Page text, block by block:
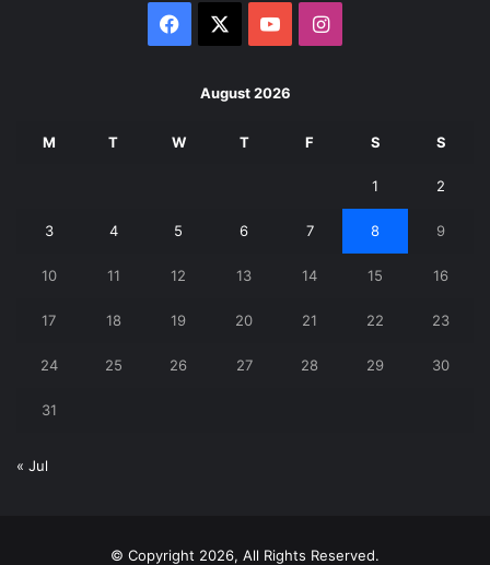
Facebook YouTubeInstagram
August 2026
M T W T F S S
1 2
3 4 5 6 7 8 9
10 11 12 13 14 15 16
17 18 19 20 21 22 23
24 25 26 27 28 29 30
31
« Jul
© Copyright 2026, All Rights Reserved.